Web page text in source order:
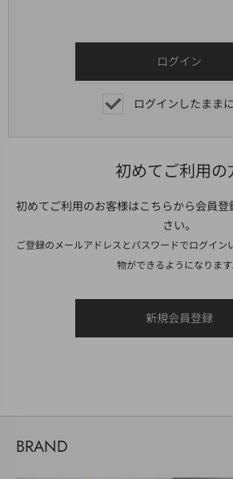
ログインしたまま
初めてご利用の
初めてご利用のお客様はこちらから会員
さい。
ご登録のメールアドレスとパスワードでログイン
物ができるようになります
BRAND